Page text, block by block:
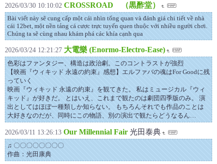
2026/03/30 10:10:02 CROSSROAD （黒酢堂）
Bài viết này sẽ cung cấp một cái nhìn tổng quan và đánh giá chi tiết về nhà
cái 12bet, một nền tảng cá cược trực tuyến quen thuộc với nhiều người chơi.
Chúng ta sẽ cùng nhau khám phá các khía cạnh qua
2026/03/24 12:21:27 大電樂 (Enormo-Electro-Ease)
色彩はファンタジー、構造は政治劇。このコントラストが強烈
【映画『ウィキッド 永遠の約束』感想】エルファバの魂はFor Goodに残
っていく
映画『ウィキッド 永遠の約束』を観てきた。 私はミュージカル『ウィ
キッド』が好きだ。 とはいえ、これまで観たのは劇団四季版のみ。 演
出としてはほぼ一種類しか知らない。 もちろんそれでも作品のことは
大好きなのだが、同時にこの物語、別の演出で観たらどうなるん…
2026/03/11 13:26:13 Our Millennial Fair 光田泰典
♫ 〇〇〇〇〇〇〇〇
作曲：光田康典